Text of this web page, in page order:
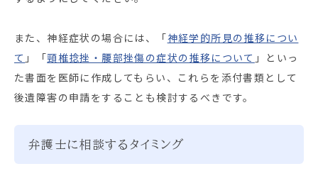
また、神経症状の場合には、「神経学的所見の推移につい
て 」「頸椎捻挫・腰部挫傷の症状の推移について 」といっ
た書面を医師に作成してもらい、これらを添付書類として
後遺障害の申請をすることも検討するべきです。
弁護士に相談するタイミング